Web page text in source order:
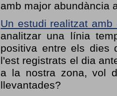
amb major abundància
Un estudi realitzat amb
analitzar una línia
positiva entre els dies
l'est registrats el dia
a la nostra zona, vol
llevantades?